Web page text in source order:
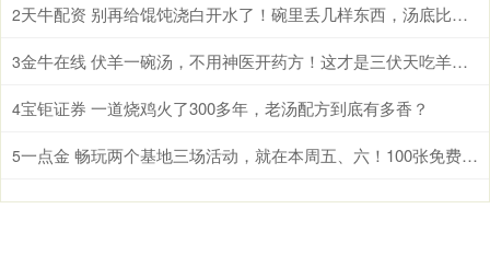
2 天牛配资 别再给馄饨浇白开水了！碗里丢几样东西，汤底比饭店的还香
3 金牛在线 伏羊一碗汤，不用神医开药方！这才是三伏天吃羊肉的真相
4宝钜证券 一道烧鸡火了300多年，老汤配方到底有多香？
5 一点金 畅玩两个基地三场活动，就在本周五、六！100张免费门票等你领→